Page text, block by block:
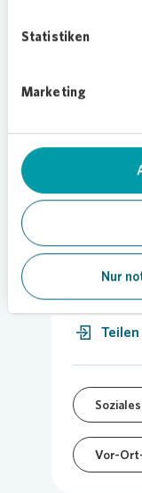
Statistiken
Marketing
Nur
Interessierte
Teilen
Vor-